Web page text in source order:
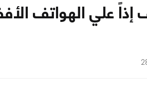
علي الهواتف